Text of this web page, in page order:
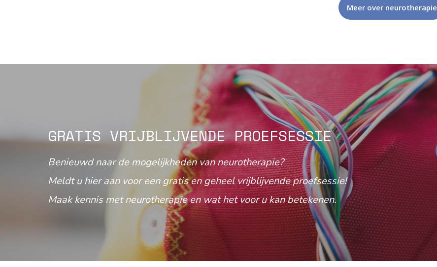
Meer over neurotherapie
GRATIS VRIJBLIJVENDE PROEFSESSIE
Benieuwd naar de mogelijkheden van neurotherapie?
Meldt u hier aan voor een gratis en geheel vrijblijvende proefsessie!
Maak kennis met neurotherapie en wat het voor u kan betekenen.